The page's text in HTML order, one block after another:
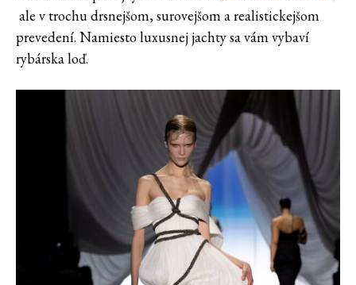
ale v trochu drsnejšom, surovejšom a realistickejšom
prevedení. Namiesto luxusnej jachty sa vám vybaví
rybárska loď.